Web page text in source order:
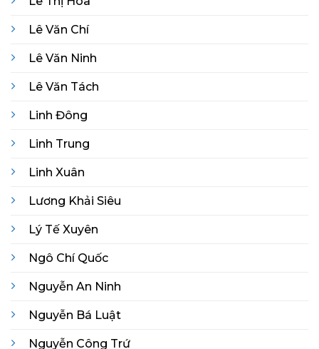
Lê Văn Chí
Lê Văn Ninh
Lê Văn Tách
Linh Đông
Linh Trung
Linh Xuân
Lương Khải Siêu
Lý Tế Xuyên
Ngô Chí Quốc
Nguyễn An Ninh
Nguyễn Bá Luật
Nguyễn Công Trứ